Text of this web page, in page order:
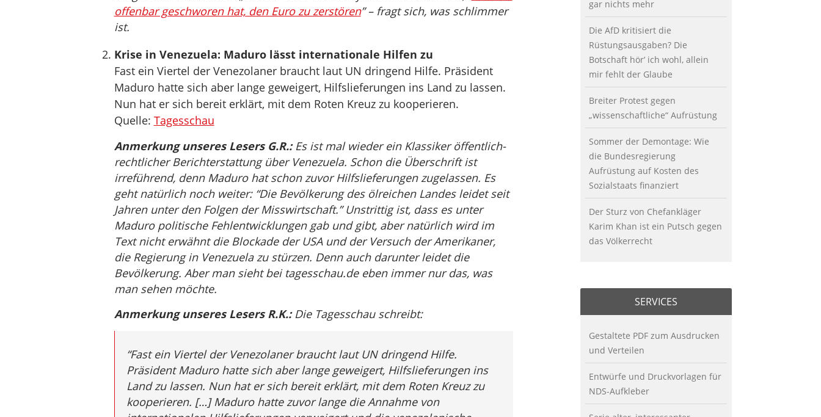
offenbar geschworen hat, den Euro zu zerstören” – fragt sich, was schlimmer
ist.
Krise in Venezuela: Maduro lässt internationale Hilfen zu
Fast ein Viertel der Venezolaner braucht laut UN dringend Hilfe. Präsident
Maduro hatte sich aber lange geweigert, Hilfslieferungen ins Land zu lassen.
Nun hat er sich bereit erklärt, mit dem Roten Kreuz zu kooperieren.
Quelle: Tagesschau
Anmerkung unseres Lesers G.R.:Es ist mal wieder ein Klassiker öffentlich-
rechtlicher Berichterstattung über Venezuela. Schon die Überschrift ist
irreführend, denn Maduro hat schon zuvor Hilfslieferungen zugelassen. Es
geht natürlich noch weiter: “Die Bevölkerung des ölreichen Landes leidet seit
Jahren unter den Folgen der Misswirtschaft.” Unstrittig ist, dass es unter
Maduro politische Fehlentwicklungen gab und gibt, aber natürlich wird im
Text nicht erwähnt die Blockade der USA und der Versuch der Amerikaner,
die Regierung in Venezuela zu stürzen. Denn auch darunter leidet die
Bevölkerung. Aber man sieht bei tagesschau.de eben immer nur das, was
man sehen möchte.
Anmerkung unseres Lesers R.K.:Die Tagesschau schreibt:
“Fast ein Viertel der Venezolaner braucht laut UN dringend Hilfe.
Präsident Maduro hatte sich aber lange geweigert, Hilfslieferungen ins
Land zu lassen. Nun hat er sich bereit erklärt, mit dem Roten Kreuz zu
kooperieren. […] Maduro hatte zuvor lange die Annahme von
gar nichts mehr
Die AfD kritisiert die
Rüstungsausgaben? Die
Botschaft hör’ ich wohl, allein
mir fehlt der Glaube
Breiter Protest gegen
„wissenschaftliche“ Aufrüstung
Sommer der Demontage: Wie
die Bundesregierung
Aufrüstung auf Kosten des
Sozialstaats finanziert
Der Sturz von Chefankläger
Karim Khan ist ein Putsch gegen
das Völkerrecht
SERVICES
Gestaltete PDF zum Ausdrucken
und Verteilen
Entwürfe und Druckvorlagen für
NDS-Aufkleber